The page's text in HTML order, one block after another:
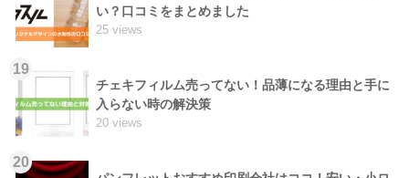
い？口コミをまとめました
25 views
19
チェキフィルム売ってない！品薄になる理由と手に
入らない時の解決策
20 views
20